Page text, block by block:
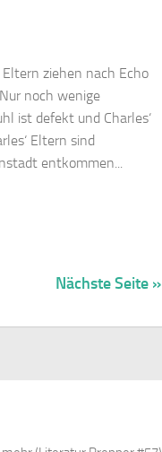
ziehen nach Echo
noch wenige
ist defekt und Charles‘
Eltern sind
entkommen...
Nächste Seite »